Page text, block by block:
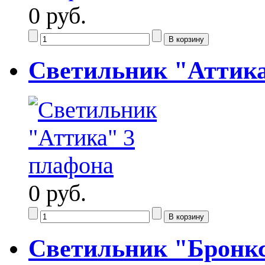
0 руб.
Светильник
0 руб.
Светильник